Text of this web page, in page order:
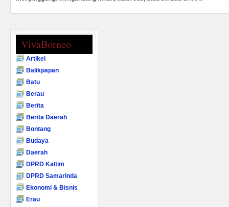
VivaBorneo
Artikel
Balikpapan
Batu
Berau
Berita
Berita Daerah
Bontang
Budaya
Daerah
DPRD Kaltim
DPRD Samarinda
Ekonomi & Bisnis
Erau